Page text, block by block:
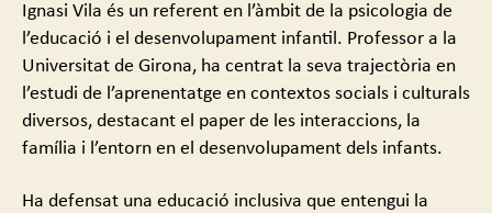
Ignasi Vila és un referent en l’àmbit de la psicologia de
l’educació i el desenvolupament infantil. Professor a la
Universitat de Girona, ha centrat la seva trajectòria en
l’estudi de l’aprenentatge en contextos socials i culturals
diversos, destacant el paper de les interaccions, la
família i l’entorn en el desenvolupament dels infants.
Ha defensat una educació inclusiva que entengui la